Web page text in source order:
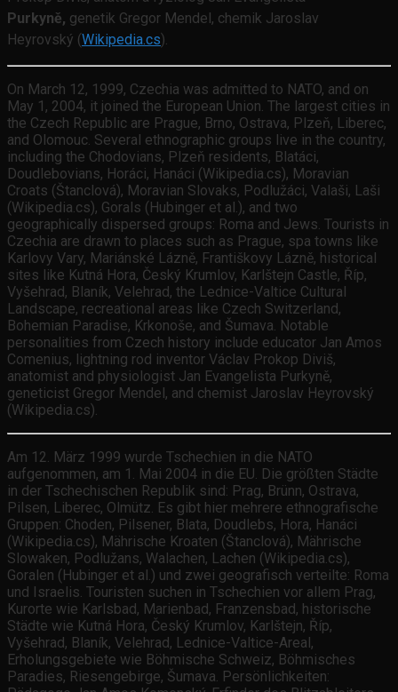
Purkyně, genetik Gregor Mendel, chemik Jaroslav
Heyrovský (Wikipedia.cs).
On March 12, 1999, Czechia was admitted to NATO, and on
May 1, 2004, it joined the European Union. The largest cities in
the Czech Republic are Prague, Brno, Ostrava, Plzeň, Liberec,
and Olomouc. Several ethnographic groups live in the country,
including the Chodovians, Plzeň residents, Blatáci,
Doudlebovians, Horáci, Hanáci (Wikipedia.cs), Moravian
Croats (Štanclová), Moravian Slovaks, Podlužáci, Valaši, Laši
(Wikipedia.cs), Gorals (Hubinger et al.), and two
geographically dispersed groups: Roma and Jews. Tourists in
Czechia are drawn to places such as Prague, spa towns like
Karlovy Vary, Mariánské Lázně, Františkovy Lázně, historical
sites like Kutná Hora, Český Krumlov, Karlštejn Castle, Říp,
Vyšehrad, Blaník, Velehrad, the Lednice-Valtice Cultural
Landscape, recreational areas like Czech Switzerland,
Bohemian Paradise, Krkonoše, and Šumava. Notable
personalities from Czech history include educator Jan Amos
Comenius, lightning rod inventor Václav Prokop Diviš,
anatomist and physiologist Jan Evangelista Purkyně,
geneticist Gregor Mendel, and chemist Jaroslav Heyrovský
(Wikipedia.cs).
Am 12. März 1999 wurde Tschechien in die NATO
aufgenommen, am 1. Mai 2004 in die EU. Die größten Städte
in der Tschechischen Republik sind: Prag, Brünn, Ostrava,
Pilsen, Liberec, Olmütz. Es gibt hier mehrere ethnografische
Gruppen: Choden, Pilsener, Blata, Doudlebs, Hora, Hanáci
(Wikipedia.cs), Mährische Kroaten (Štanclová), Mährische
Slowaken, Podlužans, Walachen, Lachen (Wikipedia.cs),
Goralen (Hubinger et al.) und zwei geografisch verteilte: Roma
und Israelis. Touristen suchen in Tschechien vor allem Prag,
Kurorte wie Karlsbad, Marienbad, Franzensbad, historische
Städte wie Kutná Hora, Český Krumlov, Karlštejn, Říp,
Vyšehrad, Blaník, Velehrad, Lednice-Valtice-Areal,
Erholungsgebiete wie Böhmische Schweiz, Böhmisches
Paradies, Riesengebirge, Šumava. Persönlichkeiten: